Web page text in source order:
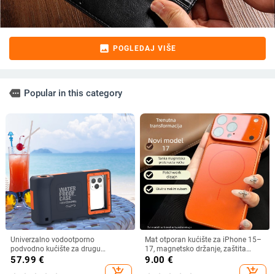
image POGLEDAJ VIŠE
more Popular in this category
Univerzalno vodootporno
podvodno kućište za drugu
generaciju serije iPhone 167 Pro,
kompatibilno s Apple i Samsung za
57.99 €
Mat otporan kućište za iPhone 15–
17, magnetsko držanje, zaštita
objektiva, u različitim bojama
9.00 €